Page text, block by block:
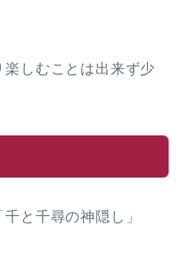
しむことは出来ず少
と千尋の神隠し」